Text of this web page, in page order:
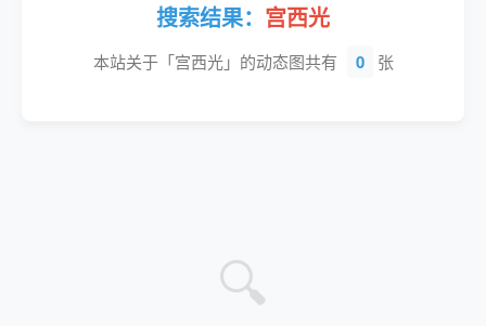
搜索结果： 宫西光
本站关于「宫西光」的动态图共有 0 张
🔍